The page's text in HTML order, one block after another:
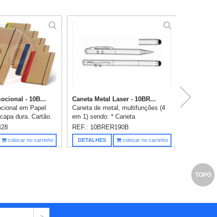
- 10B...
em Papel
dura. Cartão.
pautadas de
105 x 145 mm.
cor na capa já in...
colocar no carrinho
Caneta Metal Laser - 10BR...
Caneta de metal, multifunções (4
em 1) sendo: * Caneta
Esferográfica * Laser * Led * Tablet
1 gravação a laser já incluso.
REF.: 10BRER190B
DETALHES colocar no carrinho
TOPO